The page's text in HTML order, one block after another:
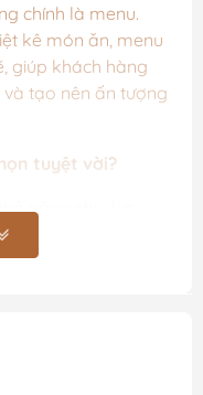
chính là menu.
kê món ăn, menu
giúp khách hàng
tạo nên ấn tượng
tuyệt vời?
năng chịu lực,
rách như các loại
này giúp sản phẩm
nhựa, việc lau chùi